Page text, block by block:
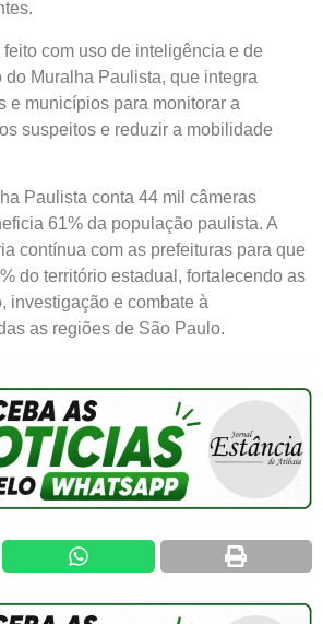
com uso de inteligência e de
Muralha Paulista, que integra
e municípios para monitorar a
suspeitos e reduzir a mobilidade
Paulista conta 44 mil câmeras
61% da população paulista. A
contínua com as prefeituras para que
do território estadual, fortalecendo as
investigação e combate à
as regiões de São Paulo.